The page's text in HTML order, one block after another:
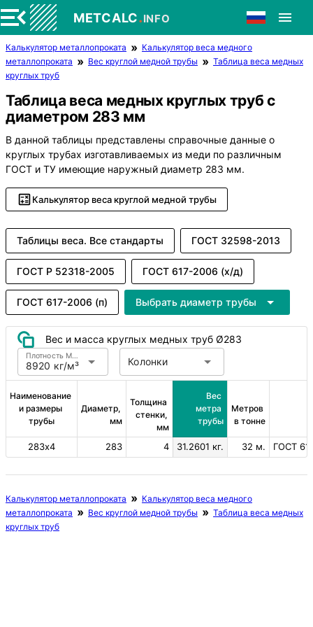
METCALC.INFO
Калькулятор металлопроката
Калькулятор веса медного
металлопроката
Вес круглой медной трубы
Таблица веса медных
круглых труб
Таблица веса медных круглых труб с
диаметром 283 мм
В данной таблицы представлены справочные данные о
круглых трубах изготавливаемых из меди по различным
ГОСТ и ТУ имеющие наружный диаметр 283 мм.
Калькулятор веса круглой медной трубы
Таблицы веса. Все стандарты ГОСТ 32598-2013
ГОСТ Р 52318-2005 ГОСТ 617-2006 (х/д)
ГОСТ 617-2006 (п) Выбрать диаметр трубы
Вес и масса круглых медных труб Ø283
8920 кг/м³
Плотность Медь Колонки
Наименование
и размеры
трубы
Диаметр,
мм
Толщина
стенки,
мм
Вес
метра
трубы
Метров
в тонне
283х4 283 4 31.2601 кг. 32 м. ГОСТ
Калькулятор металлопроката
Калькулятор веса медного
металлопроката
Вес круглой медной трубы
Таблица веса медных
круглых труб